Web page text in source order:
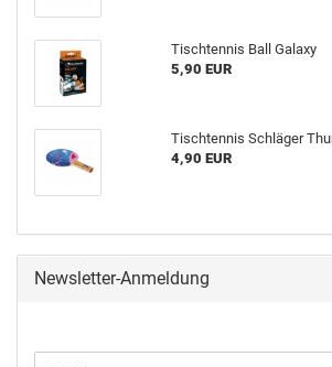
Tisch­ten­nis Ball Ga­la­xy
5,90 EUR
Tisch­ten­nis Schlä­ger
4,90 EUR
Newsletter-Anmeldung